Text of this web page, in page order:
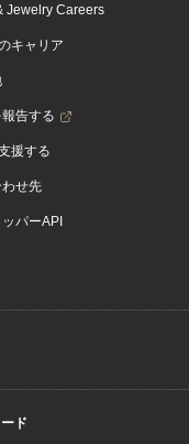
Jewelry Careers
キャリア
告する
援する
せ先
パーAPI
ド